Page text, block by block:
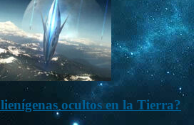
ocultos en la Tierra?